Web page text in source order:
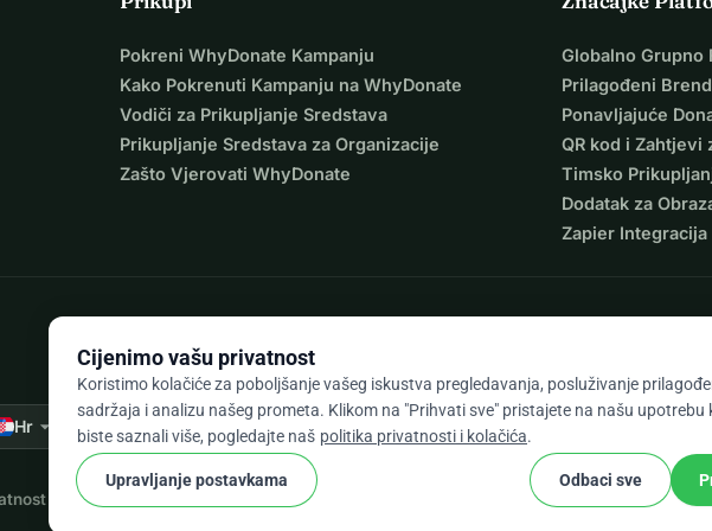
Pokreni WhyDonate Kampanju
Kako Pokrenuti Kampanju na WhyDonate
Vodiči za Prikupljanje Sredstava
Prikupljanje Sredstava za Organizacije
Zašto Vjerovati WhyDonate
Globalno Grupno
Prilagođeni
Ponavljajuće
QR kod i Zahtjevi
Timsko
Dodatak za
Zapier Integracija
Hr arrow_drop_down ★★★★★ 4,9 / 5 na temelju 500+ recenzija
i kolačići Postavke Kolačića
Cijenimo vašu privatnost
Koristimo kolačiće za poboljšanje vašeg iskustva pregledavanja, posluživanje
sadržaja i analizu našeg prometa. Klikom na "Prihvati sve" pristajete na našu upotrebu
biste saznali više, pogledajte naš politika privatnosti i kolačića.
Upravljanje postavkama Odbaci sve